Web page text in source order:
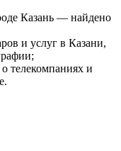
Казань — найдено
и услуг в Казани,
телекомпаниях и